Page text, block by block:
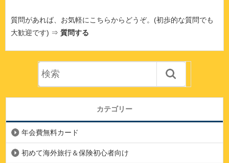
質問があれば、お気軽にこちらからどうぞ。(初歩的な質問でも
大歓迎です) ⇒ 質問する
カテゴリー
年会費無料カード
初めて海外旅行＆保険初心者向け